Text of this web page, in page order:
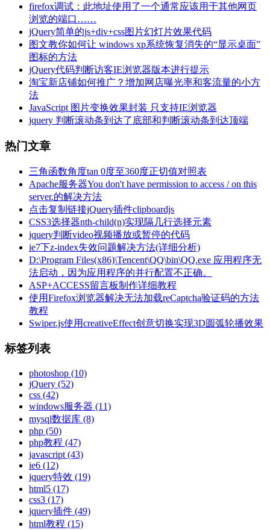
firefox调试：此地址使用了一个通常应该用于其他网页
浏览的端口……
jQuery简单的js+div+css图片幻灯片效果代码
图文教你如何让 windows xp系统恢复消失的“显示桌面”
图标的方法
jQuery代码判断访客IE浏览器版本进行提示
淘宝新店铺如何推广？增加网店曝光率和客流量的小方
法
JavaScript 图片变换效果封装 只支持IE浏览器
jquery 判断滚动条到达了底部和判断滚动条到达顶端
热门文章
三角函数角度tan 0度至360度正切值对照表
Apache服务器You don't have permission to access / on this
server.的解决方法
点击复制链接jQuery插件clipboardjs
CSS3选择器nth-child(n)实现隔几行选择元素
jquery判断video视频播放或暂停的代码
ie7下z-index失效问题解决方法(详细分析)
D:\Program Files(x86)\Tencent\QQ\bin\QQ.exe 应用程序无
法启动，因为应用程序的并行配置不正确。
ASP+ACCESS留言板制作详细教程
使用Firefox浏览器解决无法加载reCaptcha验证码的方法
教程
Swiper.js使用creativeEffect创意切换实现3D圆弧轮播效果
标签列表
photoshop (10)
jQuery (52)
css (42)
windows服务器 (11)
mysql数据库 (8)
php (50)
php教程 (47)
javascript (43)
ie6 (12)
jquery特效 (19)
html5 (17)
css3 (17)
jquery插件 (49)
html教程 (15)